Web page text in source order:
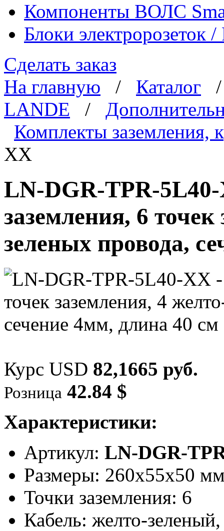
Компоненты ВОЛС
Блоки электророзеток
Сделать заказ
На главную / Каталог
LANDE /
Комплекты заземления,
XX
LN-DGR-TPR-
заземления, 6
зеленых провода,
Курс USD 82,1665 руб.
Розница 42.84 $
Характеристики:
Артикул: LN-DGR-
Размеры: 260х55х50
Точки заземления: 6
Кабель: желто-